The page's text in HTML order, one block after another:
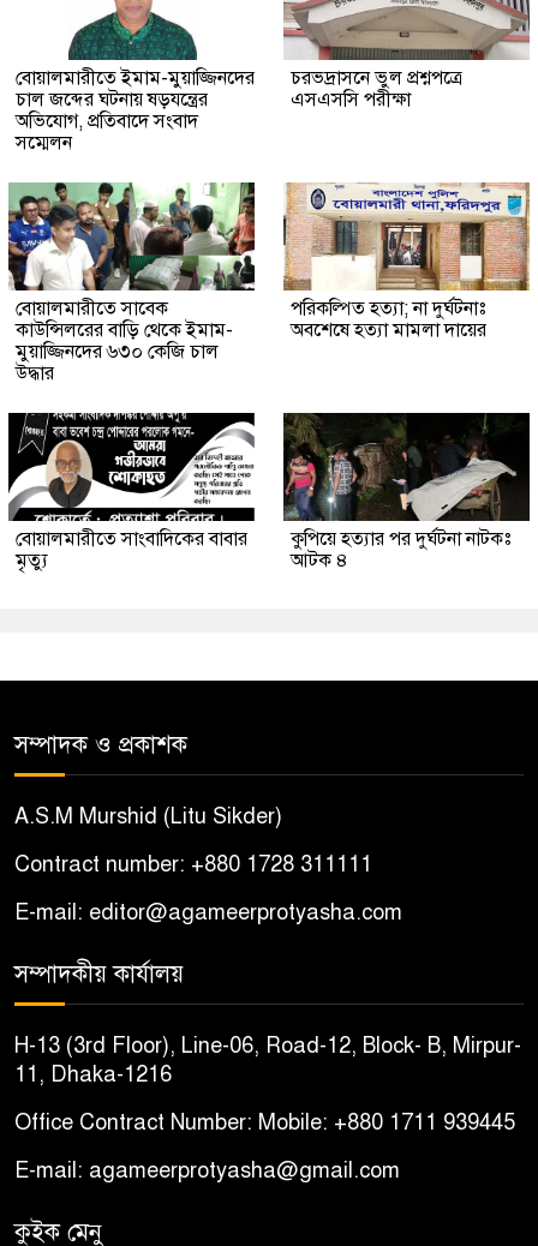
বোয়ালমারীতে ইমাম-মুয়াজ্জিনদের
চাল জব্দের ঘটনায় ষড়যন্ত্রের
অভিযোগ, প্রতিবাদে সংবাদ
সম্মেলন
চরভদ্রাসনে ভুল প্রশ্নপত্রে
এসএসসি পরীক্ষা
বোয়ালমারীতে সাবেক
কাউন্সিলরের বাড়ি থেকে ইমাম-
মুয়াজ্জিনদের ৬৩০ কেজি চাল
উদ্ধার
পরিকল্পিত হত্যা; না দুর্ঘটনাঃ
অবশেষে হত্যা মামলা দায়ের
বোয়ালমারীতে সাংবাদিকের বাবার
মৃত্যু
কুপিয়ে হত্যার পর দুর্ঘটনা নাটকঃ
আটক ৪
সম্পাদক ও প্রকাশক
A.S.M Murshid (Litu Sikder)
Contract number: +880 1728 311111
E-mail: editor@agameerprotyasha.com
সম্পাদকীয় কার্যালয়
H-13 (3rd Floor), Line-06, Road-12, Block- B, Mirpur-
11, Dhaka-1216
Office Contract Number: Mobile: +880 1711 939445
E-mail: agameerprotyasha@gmail.com
কুইক মেনু